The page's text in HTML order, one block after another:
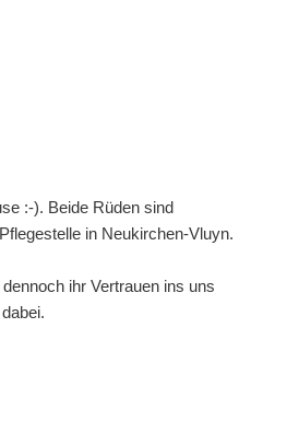
:-). Beide Rüden sind
in Neukirchen-Vluyn.
ihr Vertrauen ins uns